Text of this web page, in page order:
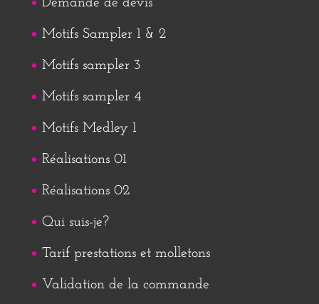
Motifs Sampler 1 & 2
Motifs sampler 3
Motifs sampler 4
Motifs Medley 1
Réalisations 01
Réalisations 02
Qui suis-je?
Tarif prestations et molletons
Validation de la commande